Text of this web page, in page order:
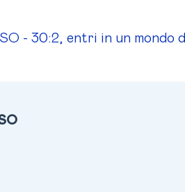
- 30:2, entri in un mondo